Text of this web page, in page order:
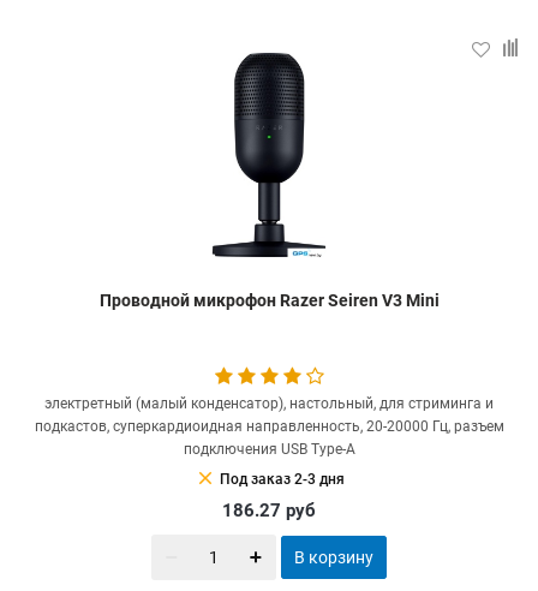
Проводной микрофон Razer Seiren V3 Mini
электретный (малый конденсатор), настольный, для стриминга и
подкастов, суперкардиоидная направленность, 20-20000 Гц, разъем
подключения USB Type-A
clear Под заказ 2-3 дня
186.27 руб
В корзину